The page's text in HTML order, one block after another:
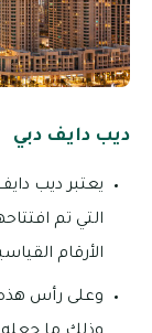
ديب دايف دبي
يعتبر ديب
التي تم
الأرقام
وعلى رأس